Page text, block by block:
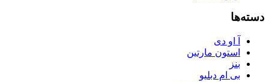
دسته‌ها
آ او دی
استون مارتین
بنز
بی ام دبلیو